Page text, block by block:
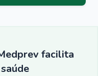
facilita